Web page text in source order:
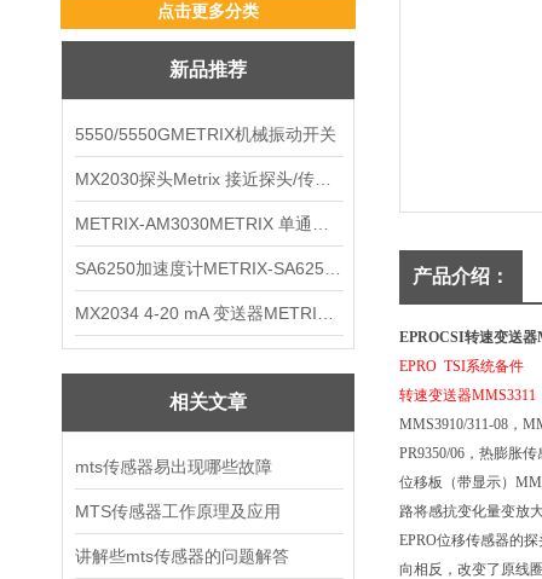
点击更多分类
新品推荐
5550/5550GMETRIX机械振动开关
相关文章
mts传感器易出现哪些故障
MTS传感器工作原理及应用
讲解些mts传感器的问题解答
产品介绍：
EPROCSI转速变送器
EPRO TSI系统备件
转速变送器MMS3311
MMS3910/311-08，
PR9350/06，热膨胀
位移板（带显示）
路将感抗变化量变放
EPRO位移传感器的
向相反，改变了原线